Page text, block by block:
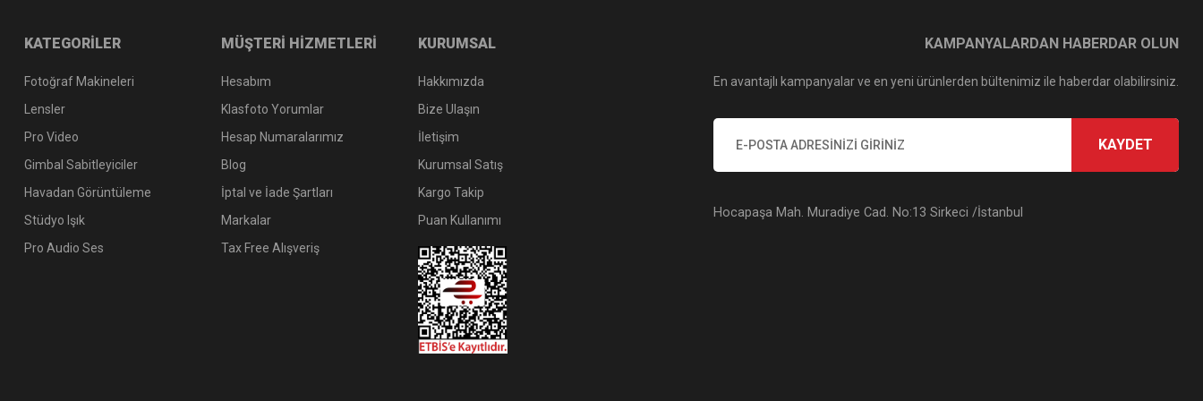
KATEGORİLER
Fotoğraf Makineleri
Lensler
Pro Video
Gimbal Sabitleyiciler
Havadan Görüntüleme
Stüdyo Işık
Pro Audio Ses
MÜŞTERİ HİZMETLERİ
Hesabım
Klasfoto Yorumlar
Hesap Numaralarımız
Blog
İptal ve İade Şartları
Markalar
Tax Free Alışveriş
KURUMSAL
Hakkımızda
Bize Ulaşın
İletişim
Kurumsal Satış
Kargo Takip
Puan Kullanımı
KAMPANYALARDAN HABERDAR OLUN
En avantajlı kampanyalar ve en yeni ürünlerden bültenimiz ile haberdar olabilirsiniz.
KAYDET
Hocapaşa Mah. Muradiye Cad. No:13 Sirkeci /İstanbul